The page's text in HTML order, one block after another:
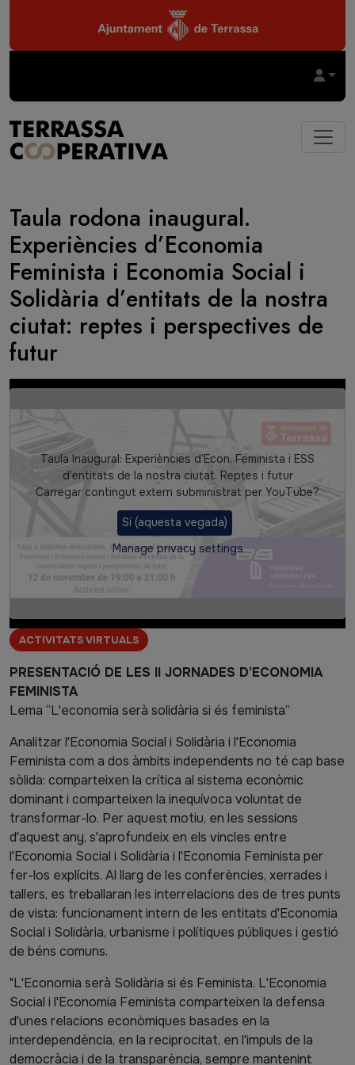
Taula rodona inaugural.
Experiències d’Economia
Feminista i Economia Social i
Solidària d’entitats de la nostra
ciutat: reptes i perspectives de
futur
Video
Taula Inaugural: Experiències d’Econ. Feminista i ESS
d’entitats de la nostra ciutat. Reptes i futur
Carregar contingut extern subministrat per YouTube?
Sí (aquesta vegada)
Manage privacy settings
Etiquetes
ACTIVITATS VIRTUALS
Cos
PRESENTACIÓ DE LES II JORNADES D’ECONOMIA
FEMINISTA
Lema “L'economia serà solidària si és feminista”
Analitzar l'Economia Social i Solidària i l'Economia
Feminista com a dos àmbits independents no té cap base
sòlida: comparteixen la crítica al sistema econòmic
dominant i comparteixen la inequívoca voluntat de
transformar-lo. Per aquest motiu, en les sessions
d'aquest any, s'aprofundeix en els vincles entre
l'Economia Social i Solidària i l'Economia Feminista per
fer-los explícits. Al llarg de les conferències, xerrades i
tallers, es treballaran les interrelacions des de tres punts
de vista: funcionament intern de les entitats d'Economia
Social i Solidària, urbanisme i polítiques públiques i gestió
de béns comuns.
"L'Economia serà Solidària si és Feminista. L'Economia
Social i l'Economia Feminista comparteixen la defensa
d'unes relacions econòmiques basades en la
interdependència, en la reciprocitat, en l'impuls de la
democràcia i de la transparència, sempre mantenint